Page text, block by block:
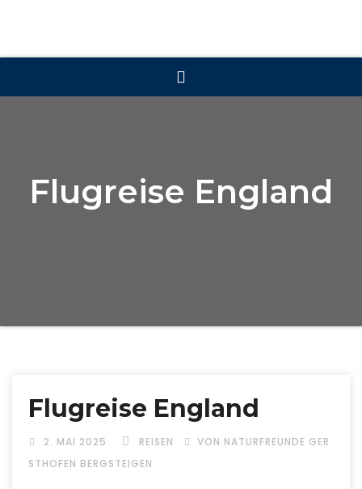
Flugreise England
Flugreise England
2. MAI 2025 REISEN
VON NATURFREUNDE GER
STHOFEN BERGSTEIGEN